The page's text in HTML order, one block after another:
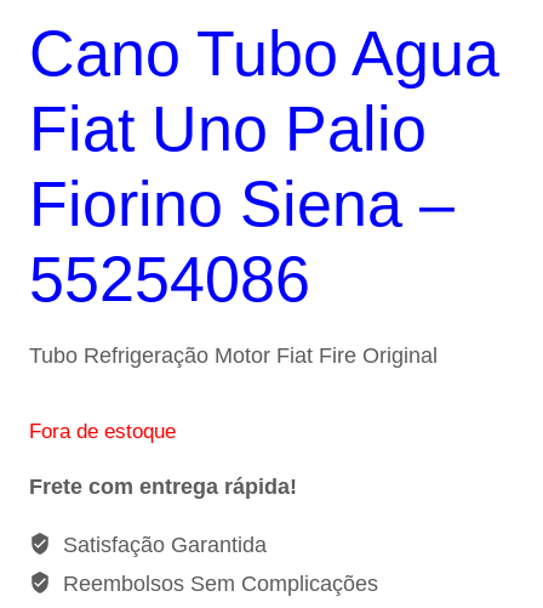
original
R$115,00.
atual
R$90,00.
Cano Tubo Agua
Fiat Uno Palio
Fiorino Siena –
55254086
Tubo Refrigeração Motor Fiat Fire Original
Fora de estoque
Frete com entrega rápida!
Satisfação Garantida
Reembolsos Sem Complicações